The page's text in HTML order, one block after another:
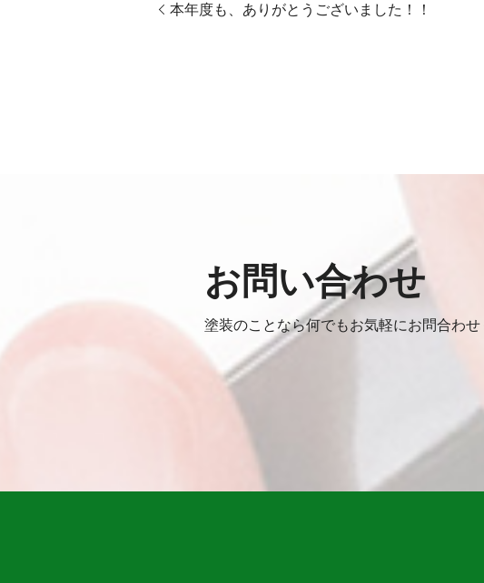
本年度も、ありがとうございました！！
お問い合わせ
塗装のことなら何でもお気軽にお問合わせ